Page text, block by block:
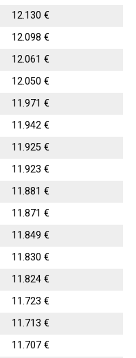
12.130 €
12.098 €
12.061 €
12.050 €
11.971 €
11.942 €
11.925 €
11.923 €
11.881 €
11.871 €
11.849 €
11.830 €
11.824 €
11.723 €
11.713 €
11.707 €